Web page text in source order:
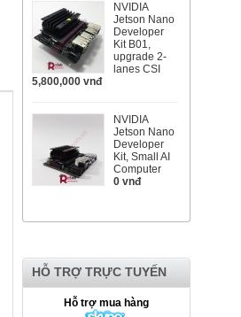
NVIDIA
Jetson Nano
Developer
Kit B01,
upgrade 2-
lanes CSI
5,800,000 vnđ
NVIDIA
Jetson Nano
Developer
Kit, Small AI
Computer
0 vnđ
HỖ TRỢ TRỰC TUYẾN
Hỗ trợ mua hàng